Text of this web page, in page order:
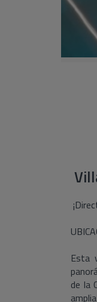
Esta
de la